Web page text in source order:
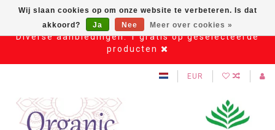
Diverse aanbiedingen: 1 gratis op geselecteerde
producten
EUR
Wij slaan cookies op om onze website te verbeteren. Is dat
akkoord?
Ja Nee Meer over cookies »